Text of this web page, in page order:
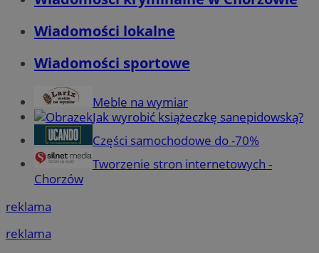
Wiadomości lokalne
Wiadomości sportowe
Meble na wymiar
Jak wyrobić książeczkę sanepidowską?
Części samochodowe do -70%
Tworzenie stron internetowych -
Chorzów
reklama
reklama